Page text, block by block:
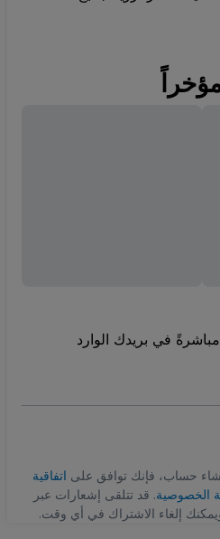
في بريدك الوارد
حساب، فإنك توافق على اتفاقية
الخصوصية. قد تتلقى إشعارات عبر
إلغاء الاشتراك في أي وقت.